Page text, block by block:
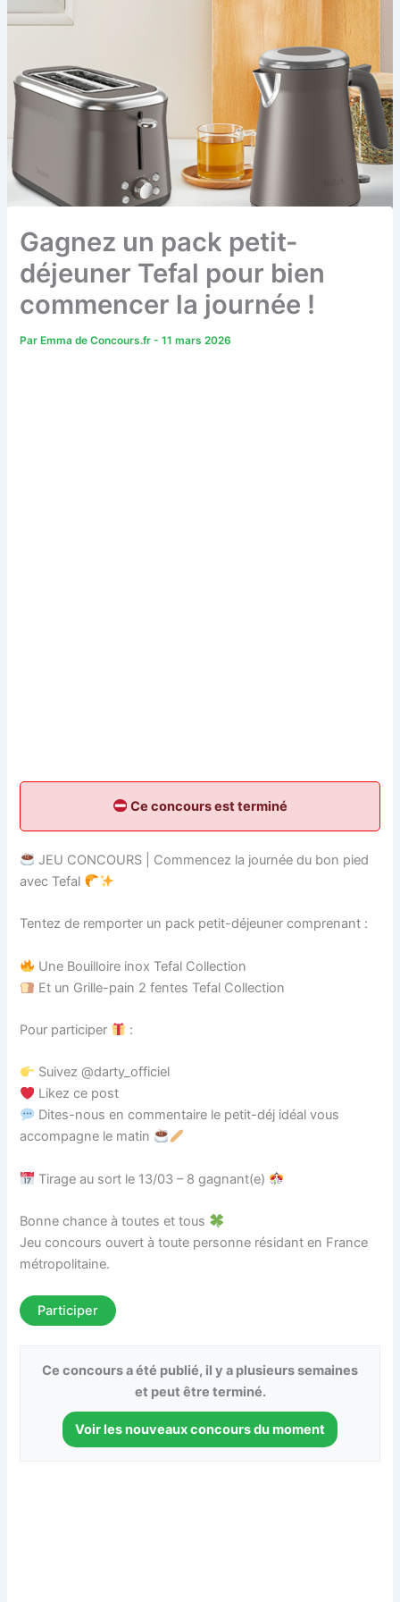
Gagnez un pack petit-
déjeuner Tefal pour bien
commencer la journée !
ParEmma de Concours.fr-11 mars 2026
Ce concours est terminé
JEU CONCOURS | Commencez la journée du bon pied
avec Tefal
Tentez de remporter un pack petit-déjeuner comprenant :
Une Bouilloire inox Tefal Collection
Et un Grille-pain 2 fentes Tefal Collection
Pour participer :
Suivez @darty_officiel
Likez ce post
Dites-nous en commentaire le petit-déj idéal vous
accompagne le matin
Tirage au sort le 13/03 – 8 gagnant(e)
Bonne chance à toutes et tous
Jeu concours ouvert à toute personne résidant en France
métropolitaine.
Participer
Ce concours a été publié, il y a plusieurs semaines
et peut être terminé.
Voir les nouveaux concours du moment